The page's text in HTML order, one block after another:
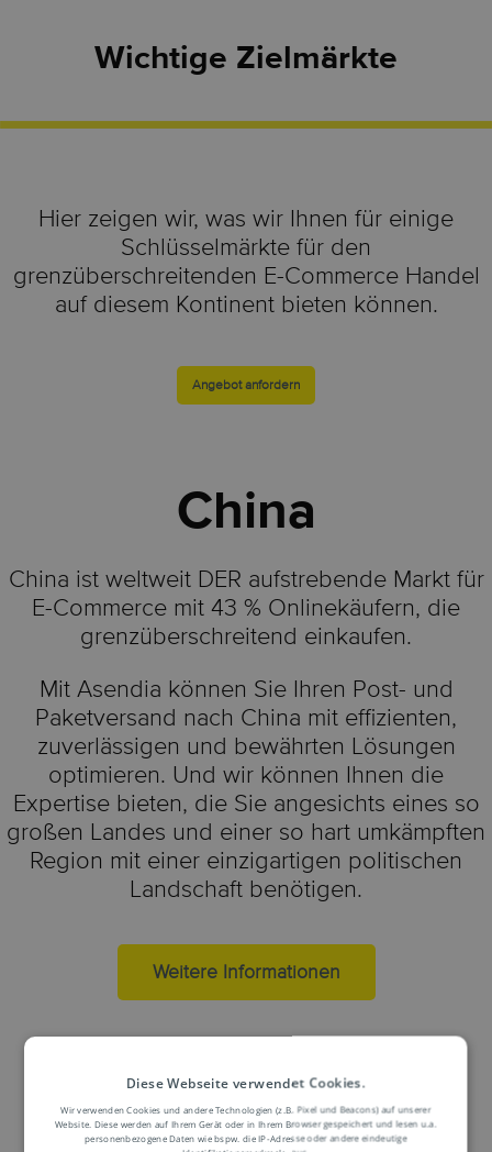
Wichtige Zielmärkte
Hier zeigen wir, was wir Ihnen für einige
Schlüsselmärkte für den
grenzüberschreitenden E-Commerce Handel
auf diesem Kontinent bieten können.
Angebot anfordern
China
China ist weltweit DER aufstrebende Markt für
E-Commerce mit 43 % Onlinekäufern, die
grenzüberschreitend einkaufen.
Mit Asendia können Sie Ihren Post- und
Paketversand nach China mit effizienten,
zuverlässigen und bewährten Lösungen
optimieren. Und wir können Ihnen die
Expertise bieten, die Sie angesichts eines so
großen Landes und einer so hart umkämpften
Region mit einer einzigartigen politischen
Landschaft benötigen.
Weitere Informationen
Diese Webseite verwendet Cookies.
Wir verwenden Cookies und andere Technologien (z.B. Pixel und Beacons) auf unserer
Website. Diese werden auf Ihrem Gerät oder in Ihrem Browser gespeichert und lesen u.a.
personenbezogene Daten wie bspw. die IP-Adresse oder andere eindeutige